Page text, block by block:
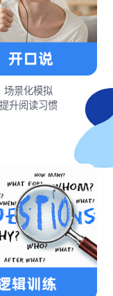
场景化模拟
提升阅读习惯